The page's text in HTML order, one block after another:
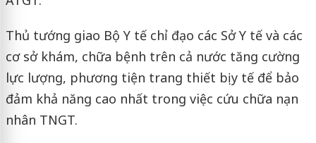
Thủ tướng giao Bộ Y tế chỉ đạo các Sở Y tế và các
cơ sở khám, chữa bệnh trên cả nước tăng cường
lực lượng, phương tiện trang thiết bị y tế để bảo
đảm khả năng cao nhất trong việc cứu chữa nạn
nhân TNGT.